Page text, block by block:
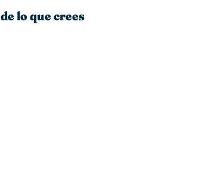
lo que crees